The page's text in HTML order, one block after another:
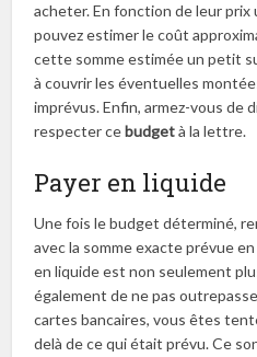
acheter. En fonction de leur prix
pouvez estimer le coût
cette somme estimée un petit
à couvrir les éventuelles
imprévus. Enfin, armez-vous de
respecter cebudgetà la lettre.
Payer en liquide
Une fois le budget déterminé,
avec la somme exacte prévue
en liquide est non seulement
également de ne pas
cartes bancaires, vous êtes
delà de ce qui était prévu. Ce